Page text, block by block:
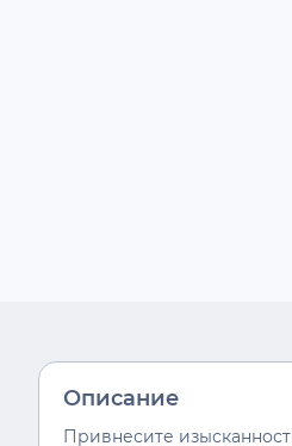
Описание
Привнесите